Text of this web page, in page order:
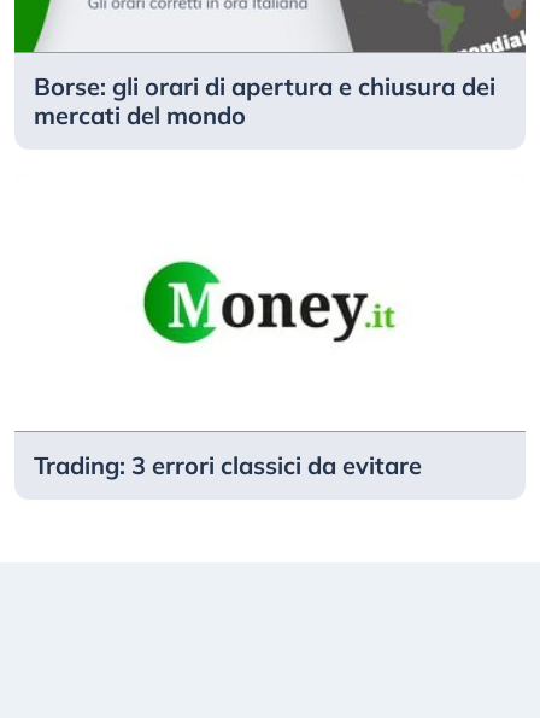
Borse: gli orari di apertura e chiusura dei
mercati del mondo
Trading: 3 errori classici da evitare